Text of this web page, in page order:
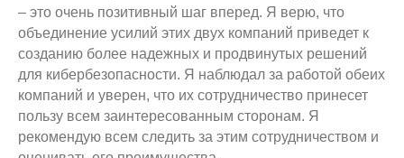
– это очень позитивный шаг вперед. Я верю, что
объединение усилий этих двух компаний приведет к
созданию более надежных и продвинутых решений
для кибербезопасности. Я наблюдал за работой обеих
компаний и уверен, что их сотрудничество принесет
пользу всем заинтересованным сторонам. Я
рекомендую всем следить за этим сотрудничеством и